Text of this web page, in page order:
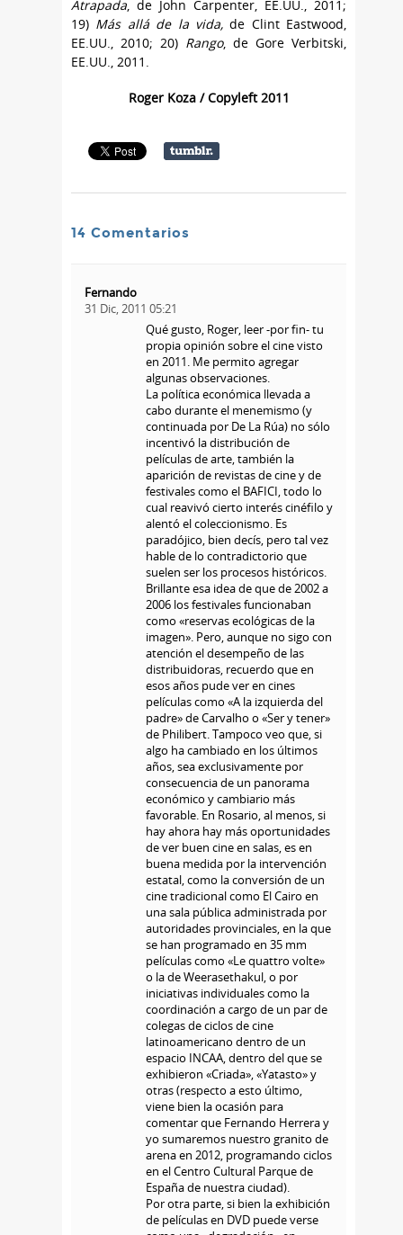
Atrapada , de John Carpenter, EE.UU., 2011;
19) Más allá de la vida,de Clint Eastwood,
EE.UU., 2010; 20) Rango, de Gore Verbitski,
EE.UU., 2011.
Roger Koza / Copyleft 2011
14 Comentarios
Fernando
31 Dic, 2011 05:21
Qué gusto, Roger, leer -por fin- tu
propia opinión sobre el cine visto
en 2011. Me permito agregar
algunas observaciones.
La política económica llevada a
cabo durante el menemismo (y
continuada por De La Rúa) no sólo
incentivó la distribución de
películas de arte, también la
aparición de revistas de cine y de
festivales como el BAFICI, todo lo
cual reavivó cierto interés cinéfilo y
alentó el coleccionismo. Es
paradójico, bien decís, pero tal vez
hable de lo contradictorio que
suelen ser los procesos históricos.
Brillante esa idea de que de 2002 a
2006 los festivales funcionaban
como «reservas ecológicas de la
imagen». Pero, aunque no sigo con
atención el desempeño de las
distribuidoras, recuerdo que en
esos años pude ver en cines
películas como «A la izquierda del
padre» de Carvalho o «Ser y tener»
de Philibert. Tampoco veo que, si
algo ha cambiado en los últimos
años, sea exclusivamente por
consecuencia de un panorama
económico y cambiario más
favorable. En Rosario, al menos, si
hay ahora hay más oportunidades
de ver buen cine en salas, es en
buena medida por la intervención
estatal, como la conversión de un
cine tradicional como El Cairo en
una sala pública administrada por
autoridades provinciales, en la que
se han programado en 35 mm
películas como «Le quattro volte»
o la de Weerasethakul, o por
iniciativas individuales como la
coordinación a cargo de un par de
colegas de ciclos de cine
latinoamericano dentro de un
espacio INCAA, dentro del que se
exhibieron «Criada», «Yatasto» y
otras (respecto a esto último,
viene bien la ocasión para
comentar que Fernando Herrera y
yo sumaremos nuestro granito de
arena en 2012, programando ciclos
en el Centro Cultural Parque de
España de nuestra ciudad).
Por otra parte, si bien la exhibición
de películas en DVD puede verse